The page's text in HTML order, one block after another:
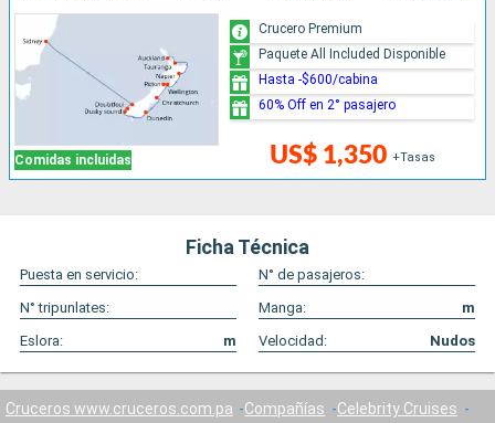
Comidas incluidas US$ 1,350 +Tasas
Crucero Premium
Paquete All Included Disponible
Hasta -$600/cabina
60% Off en 2° pasajero
Ficha Técnica
Puesta en servicio:
N° de pasajeros:
N° tripunlates:
Manga:
m
Eslora:
m Velocidad: Nudos
Cruceros www.cruceros.com.pa Compañías
Celebrity Cruises